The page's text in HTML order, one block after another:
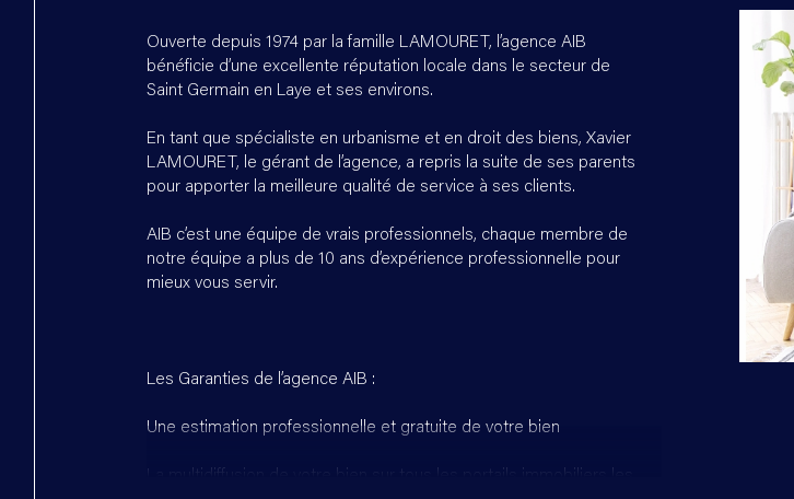
Ouverte depuis 1974 par la famille LAMOURET, l’agence AIB
bénéficie d’une excellente réputation locale dans le secteur de
Saint Germain en Laye et ses environs.
En tant que spécialiste en urbanisme et en droit des biens, Xavier
LAMOURET, le gérant de l’agence, a repris la suite de ses parents
pour apporter la meilleure qualité de service à ses clients.
AIB c’est une équipe de vrais professionnels, chaque membre de
notre équipe a plus de 10 ans d’expérience professionnelle pour
mieux vous servir.
Les Garanties de l’agence AIB :
Une estimation professionnelle et gratuite de votre bien